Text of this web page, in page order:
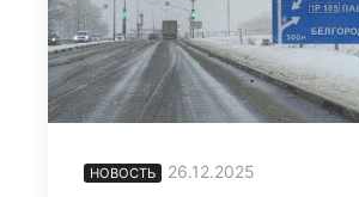
НОВОСТЬ 26.12.2025